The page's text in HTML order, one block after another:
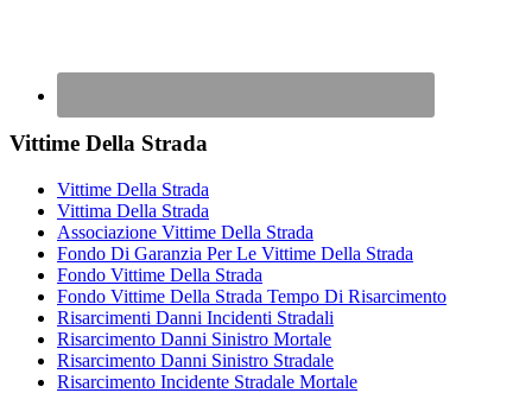
Vittime Della Strada
Vittime Della Strada
Vittima Della Strada
Associazione Vittime Della Strada
Fondo Di Garanzia Per Le Vittime Della Strada
Fondo Vittime Della Strada
Fondo Vittime Della Strada Tempo Di Risarcimento
Risarcimenti Danni Incidenti Stradali
Risarcimento Danni Sinistro Mortale
Risarcimento Danni Sinistro Stradale
Risarcimento Incidente Stradale Mortale